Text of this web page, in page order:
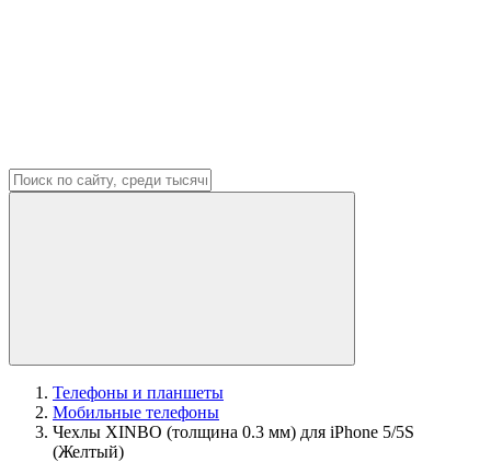
Телефоны и планшеты
Мобильные телефоны
Чехлы XINBO (толщина 0.3 мм) для iPhone 5/5S
(Желтый)